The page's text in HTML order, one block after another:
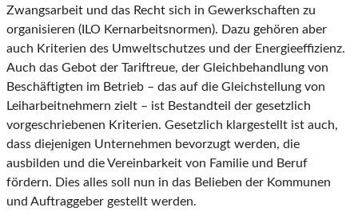
Zwangsarbeit und das Recht sich in Gewerkschaften zu
organisieren (ILO Kernarbeitsnormen). Dazu gehören aber
auch Kriterien des Umweltschutzes und der Energieeffizienz.
Auch das Gebot der Tariftreue, der Gleichbehandlung von
Beschäftigten im Betrieb – das auf die Gleichstellung von
Leiharbeitnehmern zielt – ist Bestandteil der gesetzlich
vorgeschriebenen Kriterien. Gesetzlich klargestellt ist auch,
dass diejenigen Unternehmen bevorzugt werden, die
ausbilden und die Vereinbarkeit von Familie und Beruf
fördern. Dies alles soll nun in das Belieben der Kommunen
und Auftraggeber gestellt werden.